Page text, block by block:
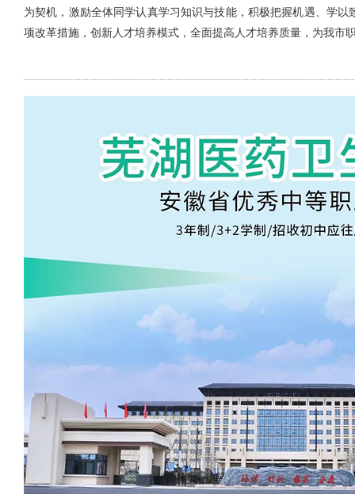
为契机，激励全体同学认真学习知识与技能，积极把握机遇、学
项改革措施，创新人才培养模式，全面提高人才培养质量，为我市